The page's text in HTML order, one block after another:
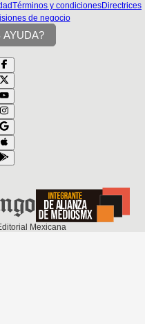
Términos y condicionesDirectrices
de negocio
AYUDA?
Mexicana